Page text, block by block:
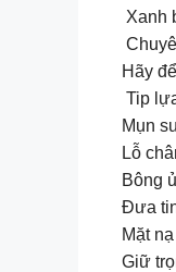
Xanh
Hãy
Tip
Mụn
Lỗ
Bông
Đưa
Mặt
Giữ